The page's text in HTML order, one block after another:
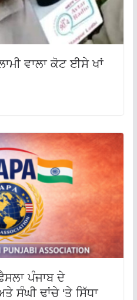
ਵਾਲਾ ਕੋਟ ਈਸੇ ਖਾਂ
ਪੰਜਾਬ ਦੇ
ਸੰਘੀ ਢਾਂਚੇ ‘ਤੇ ਸਿੱਧਾ